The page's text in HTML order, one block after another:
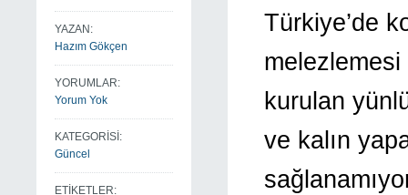
YAZAN:
Hazım Gökçen
YORUMLAR:
Yorum Yok
KATEGORİSİ:
Güncel
ETİKETLER:
Türkiye’de
melezlemesi
kurulan
ve kalın